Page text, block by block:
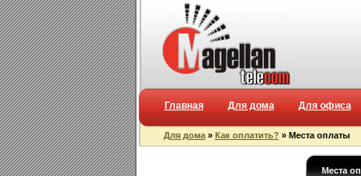
Главная Для дома Для офиса
Для дома» Как оплатить? » Места оплаты
Места